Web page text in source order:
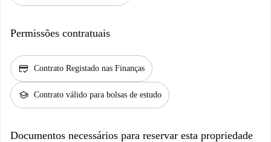
Permissões contratuais
credit_score Contrato Registado nas Finanças
school Contrato válido para bolsas de estudo
Documentos necessários para reservar esta propriedade